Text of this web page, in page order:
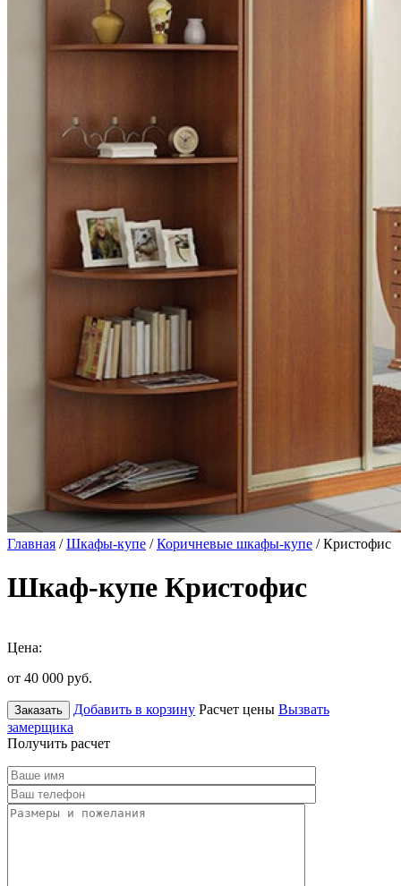
Главная /Шкафы-купе /Коричневые шкафы-купе / Кристофис
Шкаф-купе Кристофис
Цена:
от 40 000 руб.
Заказать Добавить в корзину Расчет цены Вызвать
замерщика
Получить расчет